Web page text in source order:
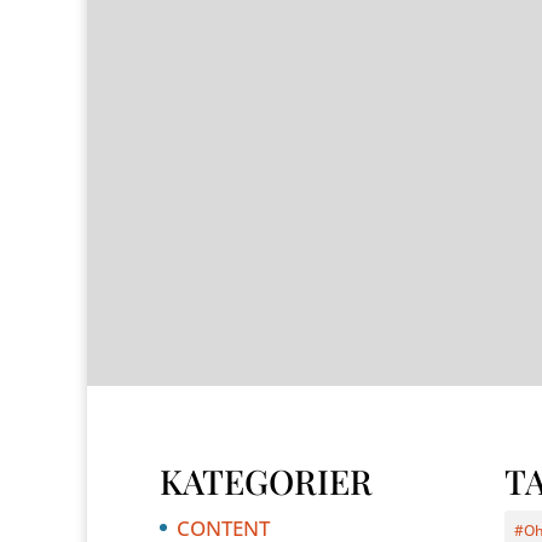
KATEGORIER
CONTENT